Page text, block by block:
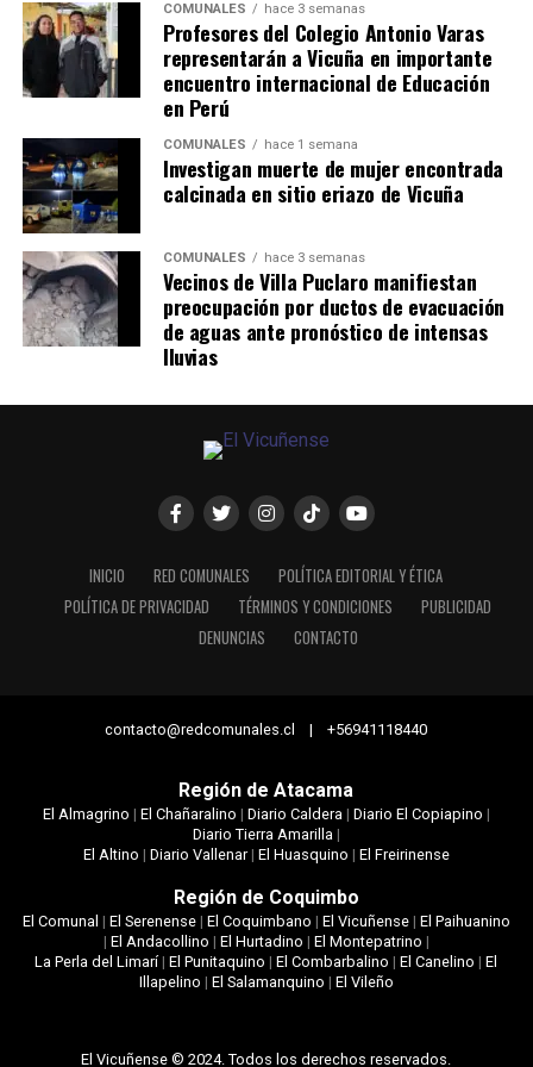
COMUNALES hace 3 semanas
Profesores del Colegio Antonio Varas
representarán a Vicuña en importante
encuentro internacional de Educación
en Perú
COMUNALES hace 1 semana
Investigan muerte de mujer encontrada
calcinada en sitio eriazo de Vicuña
COMUNALES hace 3 semanas
Vecinos de Villa Puclaro manifiestan
preocupación por ductos de evacuación
de aguas ante pronóstico de intensas
lluvias
INICIO RED COMUNALES
POLÍTICA EDITORIAL Y ÉTICA
POLÍTICA DE PRIVACIDAD
TÉRMINOS Y CONDICIONES
PUBLICIDAD
DENUNCIAS
CONTACTO
contacto@redcomunales.cl | +56941118440
Región de Atacama
El Almagrino | El Chañaralino | Diario Caldera| Diario El Copiapino |
Diario Tierra Amarilla|
El Altino | Diario Vallenar| El Huasquino | El Freirinense
Región de Coquimbo
El Comunal | El Serenense| El Coquimbano | El Vicuñense| El Paihuanino
| El Andacollino | El Hurtadino | El Montepatrino |
La Perla del Limarí|El Punitaquino |El Combarbalino |El Canelino |El
Illapelino | El Salamanquino | El Vileño
El Vicuñense © 2024. Todos los derechos reservados.